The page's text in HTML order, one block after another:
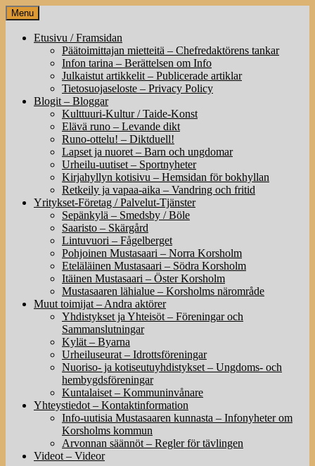
Skip
to
content
Menu
Etusivu / Framsidan
Päätoimittajan mietteitä – Chefredaktörens tankar
Infon tarina – Berättelsen om Info
Julkaistut artikkelit – Publicerade artiklar
Tietosuojaseloste – Privacy Policy
Blogit – Bloggar
Kulttuuri-Kultur / Taide-Konst
Elävä runo – Levande dikt
Runo-ottelu! – Diktduell!
Lapset ja nuoret – Barn och ungdomar
Urheilu-uutiset – Sportnyheter
Kirjahyllyn kotisivu – Hemsidan för bokhyllan
Retkeily ja vapaa-aika – Vandring och fritid
Yritykset-Företag / Palvelut-Tjänster
Sepänkylä – Smedsby / Böle
Saaristo – Skärgård
Lintuvuori – Fågelberget
Pohjoinen Mustasaari – Norra Korsholm
Eteläläinen Mustasaari – Södra Korsholm
Itäinen Mustasaari – Öster Korsholm
Mustasaaren lähialue – Korsholms närområde
Muut toimijat – Andra aktörer
Yhdistykset ja Yhteisöt – Föreningar och
Sammanslutningar
Kylät – Byarna
Urheiluseurat – Idrottsföreningar
Nuoriso- ja kotiseutuyhdistykset – Ungdoms- och
hembygdsföreningar
Kuntalaiset – Kommuninvånare
Yhteystiedot – Kontaktinformation
Info-uutisia Mustasaaren kunnasta – Infonyheter om
Korsholms kommun
Arvonnan säännöt – Regler för tävlingen
Videot – Videor